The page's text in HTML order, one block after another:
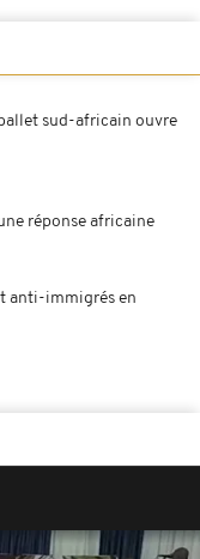
sud-africain ouvre
réponse africaine
anti-immigrés en